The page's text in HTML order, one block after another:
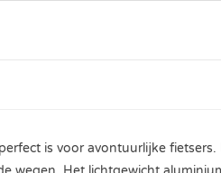
is voor avontuurlijke